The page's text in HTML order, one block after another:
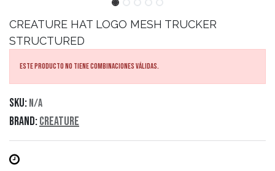
CREATURE HAT LOGO MESH TRUCKER
STRUCTURED
Este producto no tiene combinaciones válidas.
SKU: N/A
Brand:Creature